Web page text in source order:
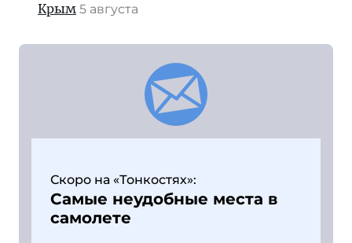
Крым 5 августа
Скоро на «Тонкостях»:
Самые неудобные места в
самолете